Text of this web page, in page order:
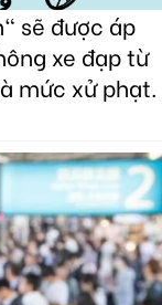
sẽ được áp
xe đạp từ
mức xử phạt.